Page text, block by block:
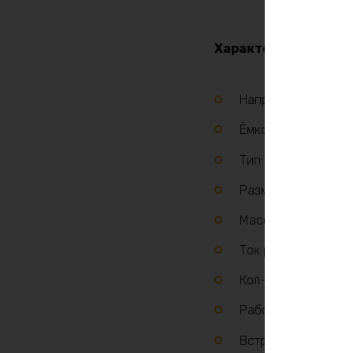
Характеристики:
Напряжение: 24В
Ёмкость: 220Ач
Тип: LiFePO4
Размеры:
Масса: 38 кг
Ток разряда: до
Кол-во циклов:
Рабочая
Встроенная плата